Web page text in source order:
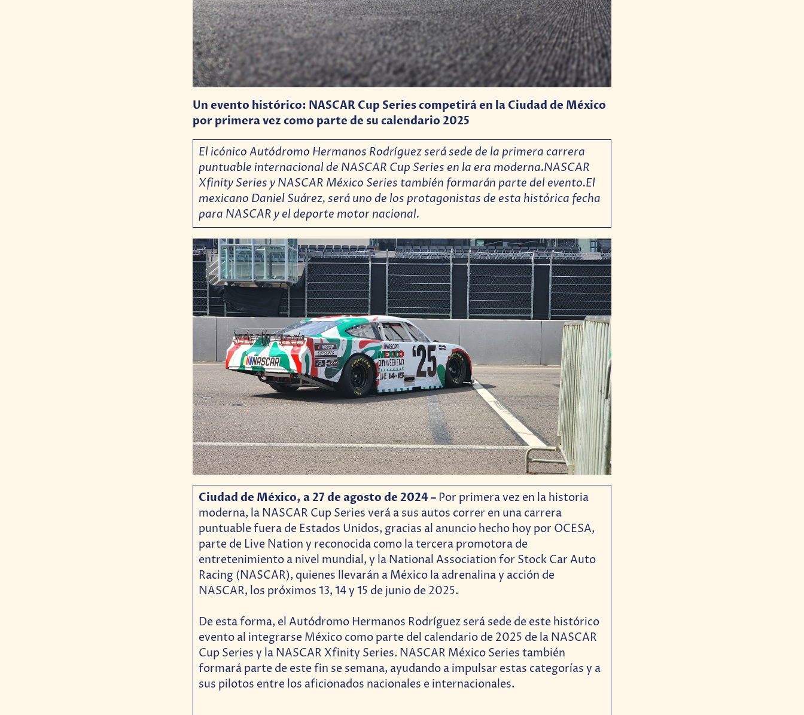
Un evento histórico: NASCAR Cup Series competirá en la Ciudad de México
por primera vez como parte de su calendario 2025
El icónico Autódromo Hermanos Rodríguez será sede de la primera carrera
puntuable internacional de NASCAR Cup Series en la era moderna.NASCAR
Xfinity Series y NASCAR México Series también formarán parte del evento.El
mexicano Daniel Suárez, será uno de los protagonistas de esta histórica fecha
para NASCAR y el deporte motor nacional.
Ciudad de México, a 27 de agosto de 2024 – Por primera vez en la historia
moderna, la NASCAR Cup Series verá a sus autos correr en una carrera
puntuable fuera de Estados Unidos, gracias al anuncio hecho hoy por OCESA,
parte de Live Nation y reconocida como la tercera promotora de
entretenimiento a nivel mundial, y la National Association for Stock Car Auto
Racing (NASCAR), quienes llevarán a México la adrenalina y acción de
NASCAR, los próximos 13, 14 y 15 de junio de 2025.
De esta forma, el Autódromo Hermanos Rodríguez será sede de este histórico
evento al integrarse México como parte del calendario de 2025 de la NASCAR
Cup Series y la NASCAR Xfinity Series. NASCAR México Series también
formará parte de este fin se semana, ayudando a impulsar estas categorías y a
sus pilotos entre los aficionados nacionales e internacionales.